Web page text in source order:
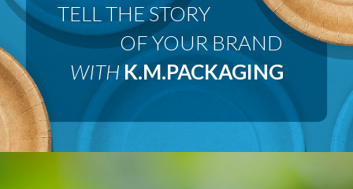
OF YOUR BRAND
WITHK.M.PACKAGING